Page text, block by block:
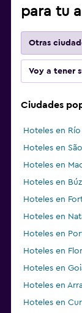
para tu
Otras
Voy a tener
Ciudades
Hoteles en
Hoteles en
Hoteles en
Hoteles en
Hoteles en
Hoteles en
Hoteles en
Hoteles en
Hoteles en
Hoteles en
Hoteles en